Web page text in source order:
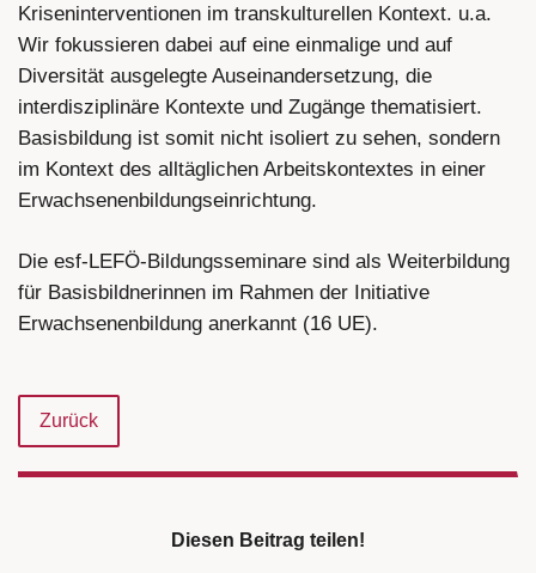
Kriseninterventionen im transkulturellen Kontext. u.a.
Wir fokussieren dabei auf eine einmalige und auf
Diversität ausgelegte Auseinandersetzung, die
interdisziplinäre Kontexte und Zugänge thematisiert.
Basisbildung ist somit nicht isoliert zu sehen, sondern
im Kontext des alltäglichen Arbeitskontextes in einer
Erwachsenenbildungseinrichtung.
Die esf-LEFÖ-Bildungsseminare sind als Weiterbildung
für Basisbildnerinnen im Rahmen der Initiative
Erwachsenenbildung anerkannt (16 UE).
Zurück
Diesen Beitrag teilen!